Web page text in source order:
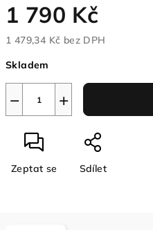
1 790 Kč
1 479,34 Kč bez DPH
cena:
Skladem
+
−
Zeptat se Sdílet